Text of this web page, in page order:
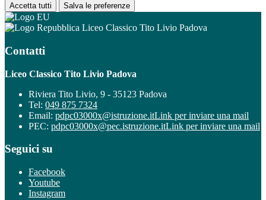
Accetta tutti Salva le preferenze
Liceo Classico Tito Livio Padova
Contatti
Liceo Classico Tito Livio Padova
Riviera Tito Livio, 9 - 35123 Padova
Tel: 049 875 7324
Email: pdpc03000x@istruzione.itLink per inviare una mail
PEC: pdpc03000x@pec.istruzione.itLink per inviare una mail
Seguici su
Facebook
Youtube
Instagram